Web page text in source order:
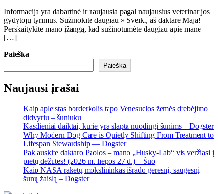
Informacija yra dabartinė ir naujausia pagal naujausius veterinarijos
gydytojų tyrimus. Sužinokite daugiau » Sveiki, aš daktare Maja!
Perskaitykite mano įžangą, kad sužinotumėte daugiau apie mane
[…]
Paieška
Paieška
Naujausi įrašai
Kaip apleistas borderkolis tapo Venesuelos žemės drebėjimo
didvyriu – šuniuku
Kasdieniai daiktai, kurie yra slapta nuodingi šunims – Dogster
Why Modern Dog Care is Quietly Shifting From Treatment to
Lifespan Stewardship — Dogster
Paklauskite daktaro Paolos – mano „Husky-Lab“ vis veržiasi į
pietų dėžutes! (2026 m. liepos 27 d.) – Šuo
Kaip NASA raketų mokslininkas išrado geresnį, saugesnį
šunų žaislą – Dogster